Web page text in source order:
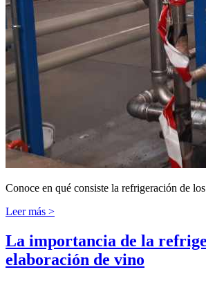
Conoce en qué consiste la refrigeración de
Leer más >
La importancia de la
elaboración de vino